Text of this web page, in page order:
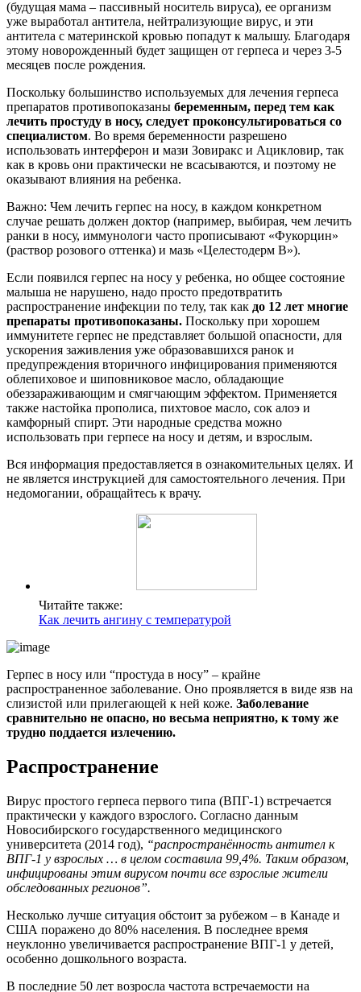
(будущая мама – пассивный носитель вируса), ее организм
уже выработал антитела, нейтрализующие вирус, и эти
антитела с материнской кровью попадут к малышу. Благодаря
этому новорожденный будет защищен от герпеса и через 3-5
месяцев после рождения.
Поскольку большинство используемых для лечения герпеса
препаратов противопоказаны беременным, перед тем как
лечить простуду в носу, следует проконсультироваться со
специалистом. Во время беременности разрешено
использовать интерферон и мази Зовиракс и Ацикловир, так
как в кровь они практически не всасываются, и поэтому не
оказывают влияния на ребенка.
Важно: Чем лечить герпес на носу, в каждом конкретном
случае решать должен доктор (например, выбирая, чем лечить
ранки в носу, иммунологи часто прописывают «Фукорцин»
(раствор розового оттенка) и мазь «Целестодерм В»).
Если появился герпес на носу у ребенка, но общее состояние
малыша не нарушено, надо просто предотвратить
распространение инфекции по телу, так как до 12 лет многие
препараты противопоказаны. Поскольку при хорошем
иммунитете герпес не представляет большой опасности, для
ускорения заживления уже образовавшихся ранок и
предупреждения вторичного инфицирования применяются
облепиховое и шиповниковое масло, обладающие
обеззараживающим и смягчающим эффектом. Применяется
также настойка прополиса, пихтовое масло, сок алоэ и
камфорный спирт. Эти народные средства можно
использовать при герпесе на носу и детям, и взрослым.
Вся информация предоставляется в ознакомительных целях. И
не является инструкцией для самостоятельного лечения. При
недомогании, обращайтесь к врачу.
Читайте также:
Как лечить ангину с температурой
Герпес в носу или “простуда в носу” – крайне
распространенное заболевание. Оно проявляется в виде язв на
слизистой или прилегающей к ней коже. Заболевание
сравнительно не опасно, но весьма неприятно, к тому же
трудно поддается излечению.
Распространение
Вирус простого герпеса первого типа (ВПГ-1) встречается
практически у каждого взрослого. Согласно данным
Новосибирского государственного медицинского
университета (2014 год), “распространённость антител к
ВПГ-1 у взрослых … в целом составила 99,4%. Таким образом,
инфицированы этим вирусом почти все взрослые жители
обследованных регионов”.
Несколько лучше ситуация обстоит за рубежом – в Канаде и
США поражено до 80% населения. В последнее время
неуклонно увеличивается распространение ВПГ-1 у детей,
особенно дошкольного возраста.
В последние 50 лет возросла частота встречаемости на